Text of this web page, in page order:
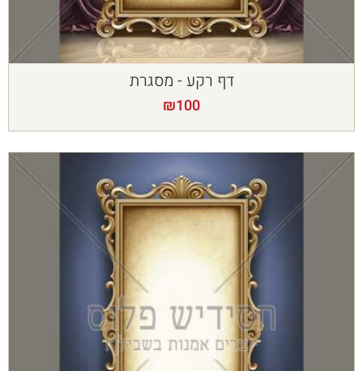
דף רקע - מסגרת
₪100